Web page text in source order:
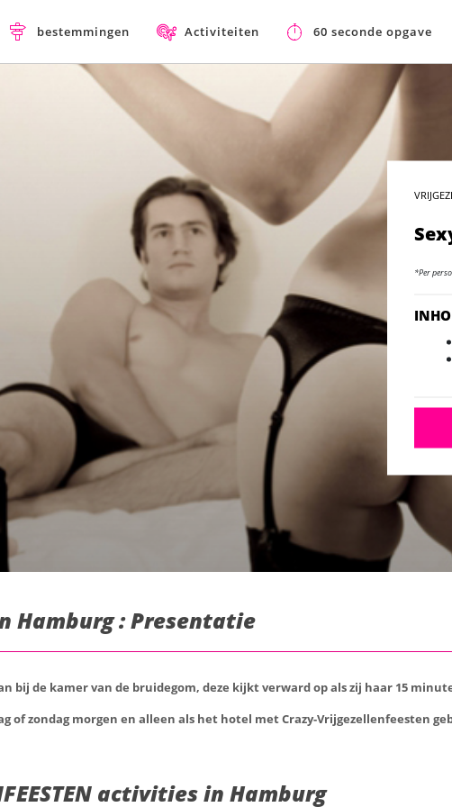
bestemmingen Activiteiten 60 seconde opgave
*Per
Hamburg : Presentatie
bij de kamer van de bruidegom, deze kijkt verward op als zij haar 15
of zondag morgen en alleen als het hotel met Crazy-Vrijgezellenfeesten
activities in Hamburg